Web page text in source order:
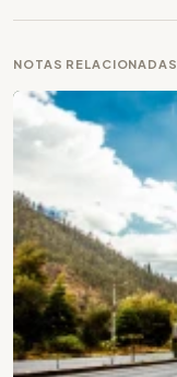
NOTAS RELACIONADAS